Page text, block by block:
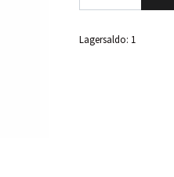
Lagersaldo: 1